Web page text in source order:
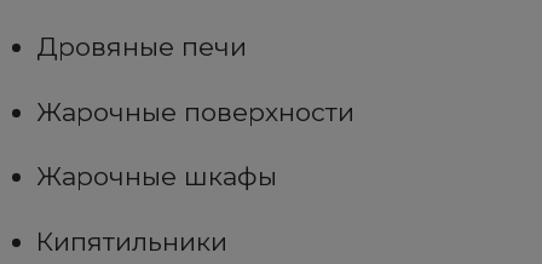
Дровяные печи
Жарочные поверхности
Жарочные шкафы
Кипятильники